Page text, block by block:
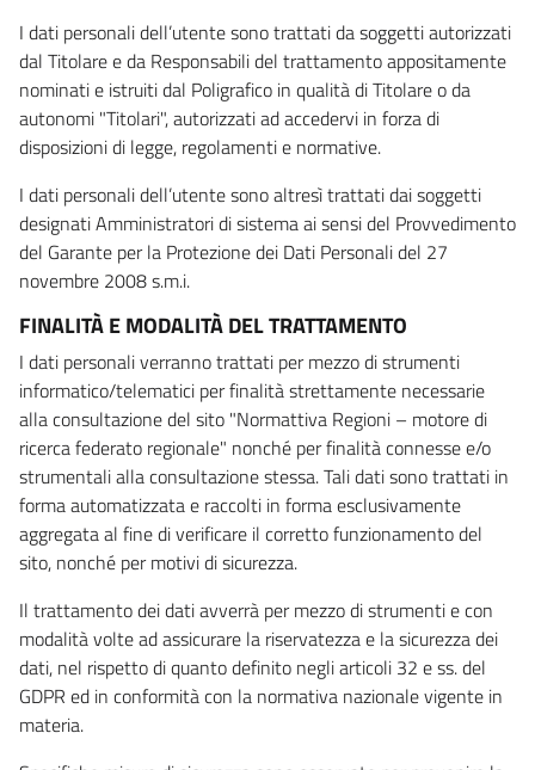
I dati personali dell’utente sono trattati da soggetti autorizzati
dal Titolare e da Responsabili del trattamento appositamente
nominati e istruiti dal Poligrafico in qualità di Titolare o da
autonomi "Titolari", autorizzati ad accedervi in forza di
disposizioni di legge, regolamenti e normative.
I dati personali dell’utente sono altresì trattati dai soggetti
designati Amministratori di sistema ai sensi del Provvedimento
del Garante per la Protezione dei Dati Personali del 27
novembre 2008 s.m.i.
FINALITÀ E MODALITÀ DEL TRATTAMENTO
I dati personali verranno trattati per mezzo di strumenti
informatico/telematici per finalità strettamente necessarie
alla consultazione del sito "Normattiva Regioni – motore di
ricerca federato regionale" nonché per finalità connesse e/o
strumentali alla consultazione stessa. Tali dati sono trattati in
forma automatizzata e raccolti in forma esclusivamente
aggregata al fine di verificare il corretto funzionamento del
sito, nonché per motivi di sicurezza.
Il trattamento dei dati avverrà per mezzo di strumenti e con
modalità volte ad assicurare la riservatezza e la sicurezza dei
dati, nel rispetto di quanto definito negli articoli 32 e ss. del
GDPR ed in conformità con la normativa nazionale vigente in
materia.